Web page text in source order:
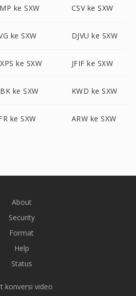
ke SXW CSV ke SXW
ke SXW DJVU ke SXW
ke SXW JFIF ke SXW
ke SXW KWD ke SXW
ke SXW ARW ke SXW
About
Security
Format
Help
Status
konversi video